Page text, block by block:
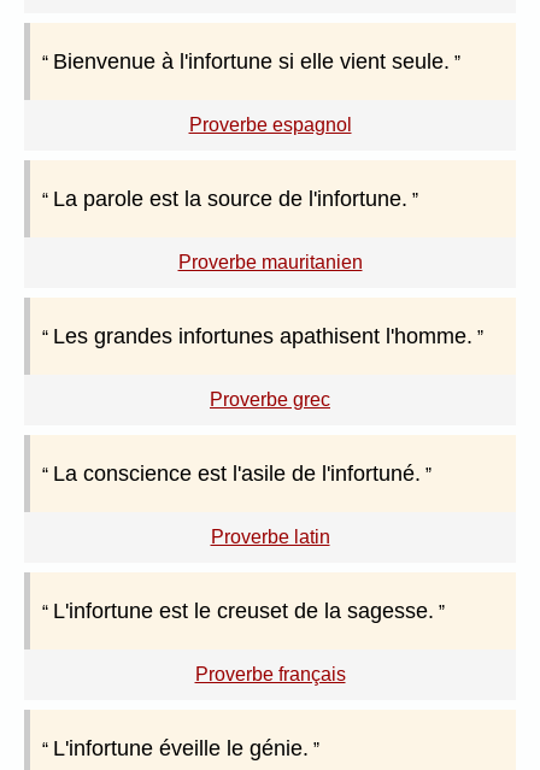
Bienvenue à l'infortune si elle vient seule.
Proverbe espagnol
La parole est la source de l'infortune.
Proverbe mauritanien
Les grandes infortunes apathisent l'homme.
Proverbe grec
La conscience est l'asile de l'infortuné.
Proverbe latin
L'infortune est le creuset de la sagesse.
Proverbe français
L'infortune éveille le génie.